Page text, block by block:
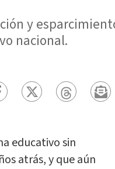
y
nacional.
educativo sin
atrás, y que aún